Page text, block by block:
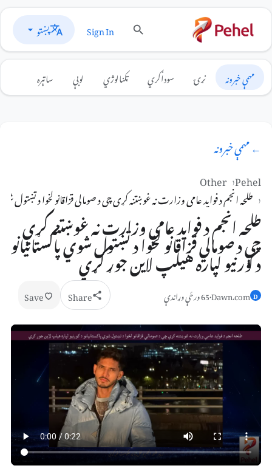
Sign In پښتو
مهمې خبرونه نړۍ سوداګري ټکنالوژي لوبې ساتېره
← مهمې خبرونه
Pehel
Other
طلحه انجم د فوايد عامې وزارت نه غوښتنه کړې چې د صومالي قزاقانو لخوا د تښتول
طلحه انجم د فوايد عامې وزارت نه غوښتنه کړې
چې د صومالي قزاقانو لخوا د تښتول شوي پاکستانيانو
د کورنيو لپاره هيلپ لاين جوړ کړي
D
Dawn.com
·65 ورځې وړاندې Share
Save